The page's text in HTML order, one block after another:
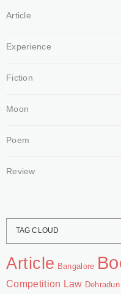
Article
Experience
Fiction
Moon
Poem
Review
TAG CLOUD
Article Bangalore
Competition Law Dehradun